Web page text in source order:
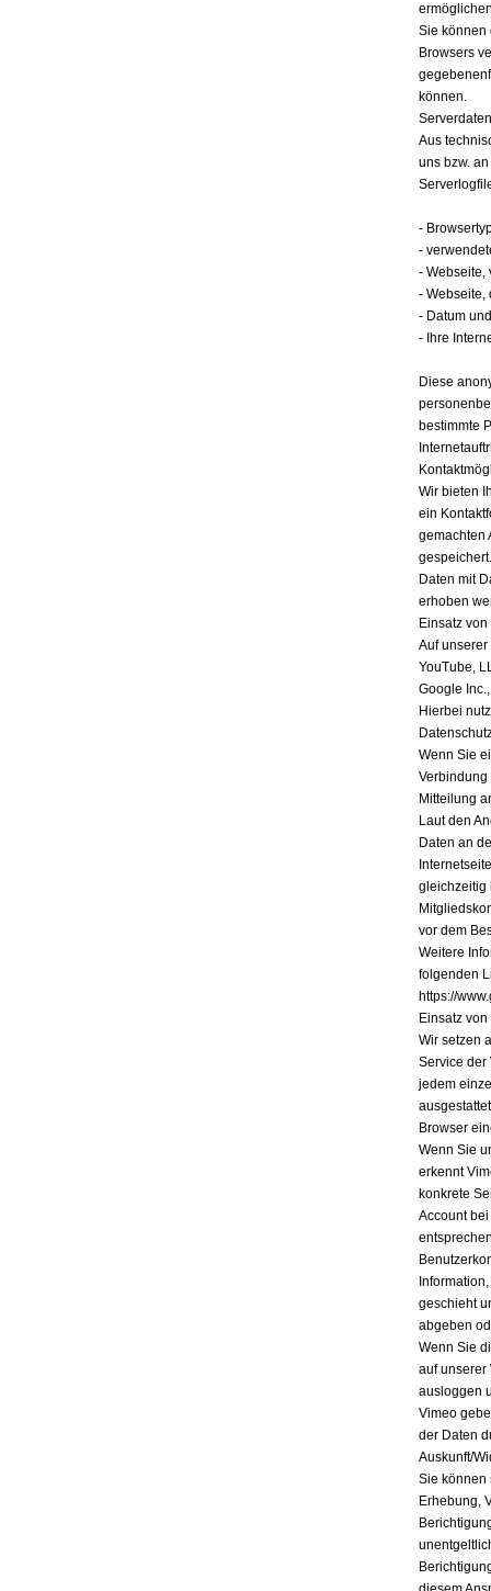
Sie können
Browsers
können.
Serverdaten
Aus
uns bzw.
-
-
- Webseite,
- Webseite,
- Datum
- Ihre
Diese
bestimmte
Wir bieten
ein
gemachten
Daten mit
erhoben
Einsatz
Auf
YouTube,
Google
Hierbei
Wenn Sie
Verbindung
Mitteilung
Laut den
Daten an
gleichzeitig
vor dem
Weitere
folgenden
https://
Einsatz
Wir setzen
Service der
jedem
Browser
Wenn Sie
erkennt
konkrete
Account
geschieht
abgeben
Wenn Sie
auf unserer
ausloggen
Vimeo
der Daten
Auskunft/
Sie können
Erhebung,